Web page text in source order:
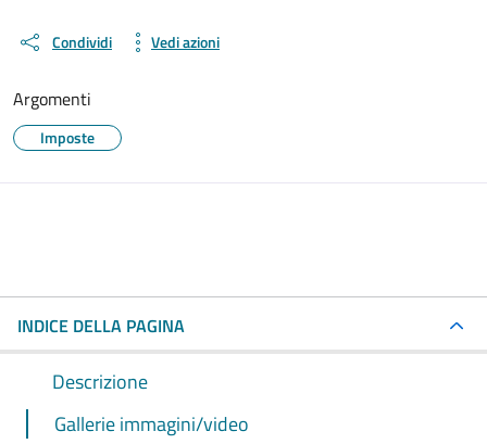
Condividi Vedi azioni
Argomenti
Imposte
INDICE DELLA PAGINA
Descrizione
Gallerie immagini/video